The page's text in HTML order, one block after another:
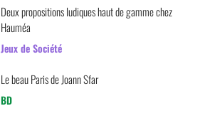
Deux propositions ludiques haut de gamme chez
Hauméa
Jeux de Société
Le beau Paris de Joann Sfar
BD